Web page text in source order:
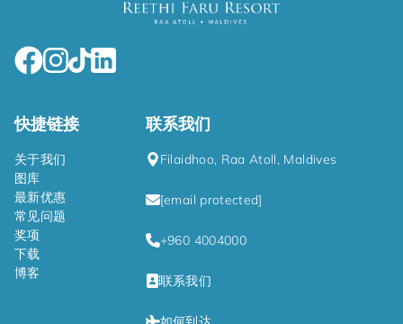
快捷链接
关于我们
图库
最新优惠
常见问题
奖项
下载
博客
联系我们
Filaidhoo, Raa Atoll, Maldives
[email protected]
+960 4004000
联系我们